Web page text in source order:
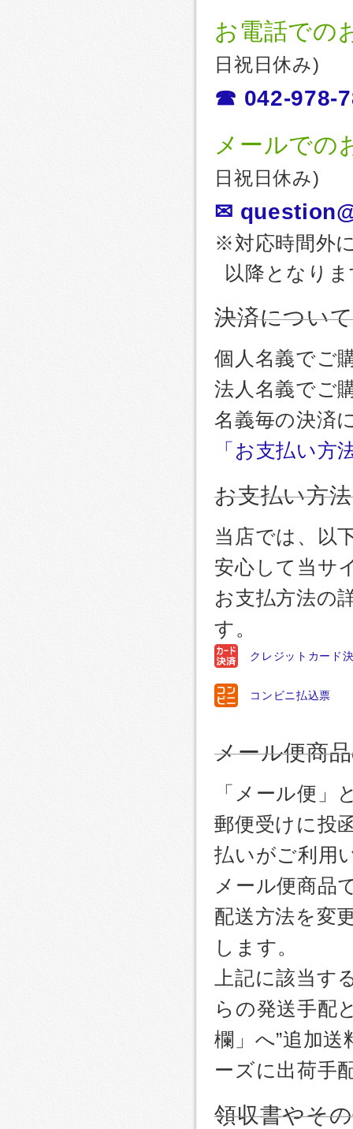
お電話での
日祝日休み)
☎ 042-978-
メールでの
日祝日休み)
✉
※対応時間外
以降となり
決済について
個人名義でご
法人名義でご
名義毎の決済
「お支払い方
お支払い方
当店では、以
安心して当サ
お支払方法の
す。
クレジットカード
コンビニ払込票
メール便商
「メール便」
郵便受けに投
払いがご利用
メール便商品
配送方法を変
します。
上記に該当
らの発送手配
欄」へ”追加
ーズに出荷手
領収書やそ